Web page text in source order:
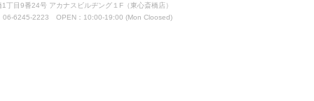
丁目9番24号 アカナスビルヂング１F （東心斎橋店）
06-6245-2223 OPEN：10:00-19:00 (Mon Cloosed)